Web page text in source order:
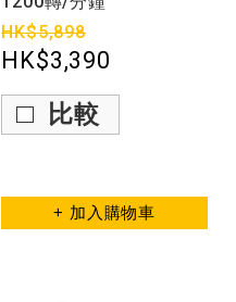
HK$5,898
HK$3,390
比較
+ 加入購物車